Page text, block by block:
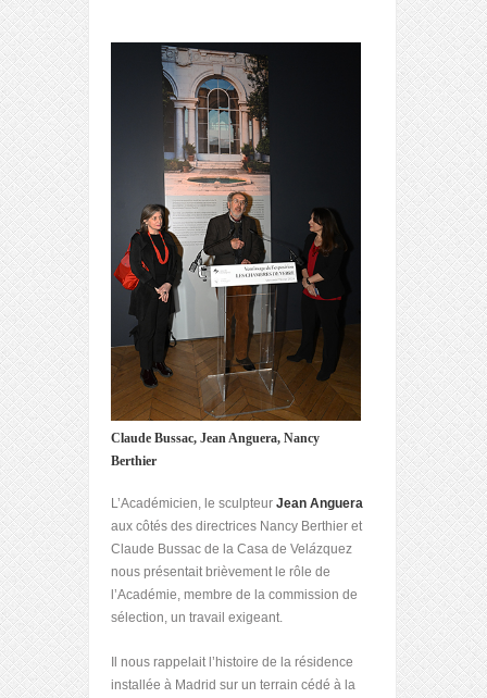
Claude Bussac, Jean Anguera, Nancy
Berthier
L’Académicien, le sculpteur Jean Anguera
aux côtés des directrices Nancy Berthier et
Claude Bussac de la Casa de Velázquez
nous présentait brièvement le rôle de
l’Académie, membre de la commission de
sélection, un travail exigeant.
Il nous rappelait l’histoire de la résidence
installée à Madrid sur un terrain cédé à la